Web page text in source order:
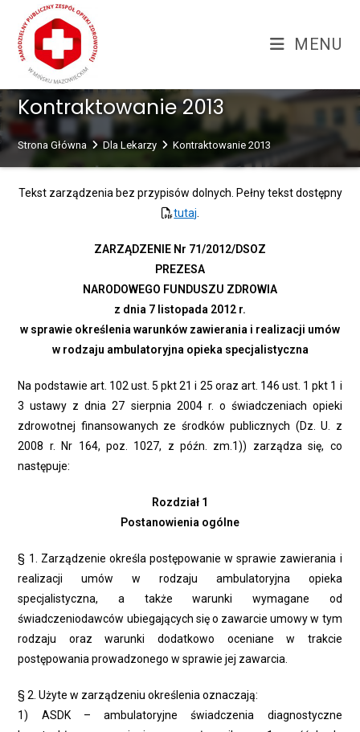
treści
content
MENU
Kontraktowanie 2013
Strona Główna Dla Lekarzy Kontraktowanie 2013
Tekst zarządzenia bez przypisów dolnych. Pełny tekst dostępny
tutaj
ZARZĄDZENIE Nr 71/2012/DSOZ
PREZESA
NARODOWEGO FUNDUSZU ZDROWIA
z dnia 7 listopada 2012 r.
w sprawie określenia warunków zawierania i realizacji umów
w rodzaju ambulatoryjna opieka specjalistyczna
Na podstawie art. 102 ust. 5 pkt 21 i 25 oraz art. 146 ust. 1 pkt 1 i
3 ustawy z dnia 27 sierpnia 2004 r. o świadczeniach opieki
zdrowotnej finansowanych ze środków publicznych (Dz. U. z
2008 r. Nr 164, poz. 1027, z późn. zm.1)) zarządza się, co
następuje:
Rozdział 1
Postanowienia ogólne
§ 1. Zarządzenie określa postępowanie w sprawie zawierania i
realizacji umów w rodzaju ambulatoryjna opieka
specjalistyczna, a także warunki wymagane od
świadczeniodawców ubiegających się o zawarcie umowy w tym
rodzaju oraz warunki dodatkowo oceniane w trakcie
postępowania prowadzonego w sprawie jej zawarcia.
§ 2. Użyte w zarządzeniu określenia oznaczają:
1) ASDK – ambulatoryjne świadczenia diagnostyczne